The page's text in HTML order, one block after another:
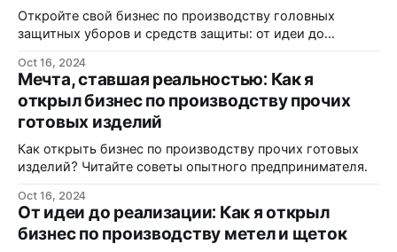
Откройте свой бизнес по производству головных
защитных уборов и средств защиты: от идеи до
Oct 16, 2024
Мечта, ставшая реальностью: Как я
открыл бизнес по производству прочих
готовых изделий
Как открыть бизнес по производству прочих готовых
изделий? Читайте советы опытного предпринимателя.
Oct 16, 2024
От идеи до реализации: Как я открыл
бизнес по производству метел и щеток